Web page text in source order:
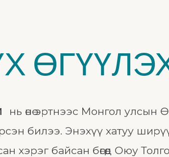
нь өнө эртнээс Монгол
билээ. Энэхүү хатуу
хэрэг байсан бөгөөд Оюу